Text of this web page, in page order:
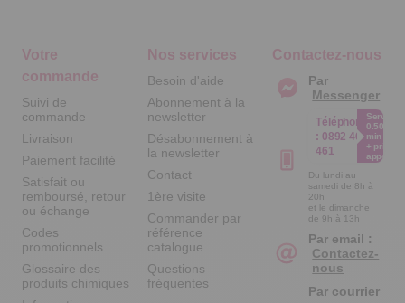
Votre
commande
Suivi de
commande
Livraison
Paiement facilité
Satisfait ou
remboursé, retour
ou échange
Codes
promotionnels
Glossaire des
produits chimiques
Nos services
Besoin d'aide
Abonnement à la
newsletter
Désabonnement à
la newsletter
Contact
1ère visite
Commander par
référence
catalogue
Questions
fréquentes
Contactez-nous
Par
Messenger
Téléphone
: 0892 461
461
Service
0.50€ /
min
+ prix
appel
Du lundi au
samedi de 8h à
20h
et le dimanche
de 9h à 13h
Par email :
Contactez-
nous
Par courrier